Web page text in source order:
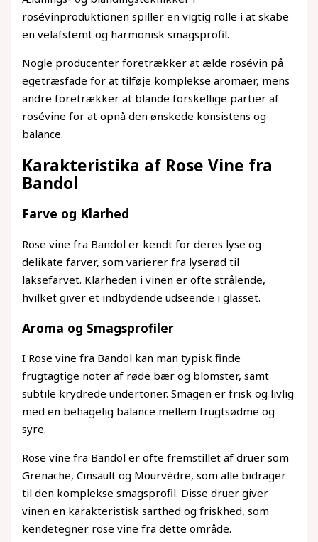
rosévinproduktionen spiller en vigtig rolle i at skabe
en velafstemt og harmonisk smagsprofil.
Nogle producenter foretrækker at ælde rosévin på
egetræsfade for at tilføje komplekse aromaer, mens
andre foretrækker at blande forskellige partier af
rosévine for at opnå den ønskede konsistens og
balance.
Karakteristika af Rose Vine fra
Bandol
Farve og Klarhed
Rose vine fra Bandol er kendt for deres lyse og
delikate farver, som varierer fra lyserød til
laksefarvet. Klarheden i vinen er ofte strålende,
hvilket giver et indbydende udseende i glasset.
Aroma og Smagsprofiler
I Rose vine fra Bandol kan man typisk finde
frugtagtige noter af røde bær og blomster, samt
subtile krydrede undertoner. Smagen er frisk og livlig
med en behagelig balance mellem frugtsødme og
syre.
Rose vine fra Bandol er ofte fremstillet af druer som
Grenache, Cinsault og Mourvèdre, som alle bidrager
til den komplekse smagsprofil. Disse druer giver
vinen en karakteristisk sarthed og friskhed, som
kendetegner rose vine fra dette område.